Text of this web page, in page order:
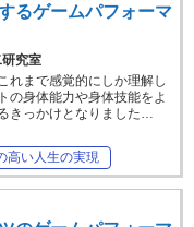
るゲームパフォーマ
究室
れまで感覚的にしか理解し
の身体能力や身体技能をよ
きっかけとなりました…
高い人生の実現